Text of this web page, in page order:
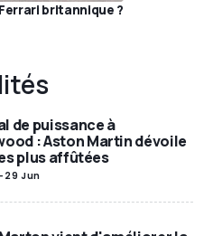
britannique ?
de puissance à
: Aston Martin dévoile
plus affûtées
- 29 Jun